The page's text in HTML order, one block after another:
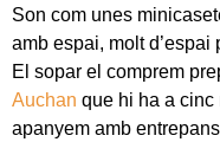
Son com unes
amb espai, molt d’espai
El sopar el comprem
Auchan que hi ha a cinc
apanyem amb